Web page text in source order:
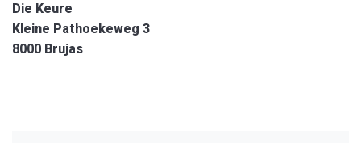
Die Keure
Kleine Pathoekeweg 3
8000 Brujas